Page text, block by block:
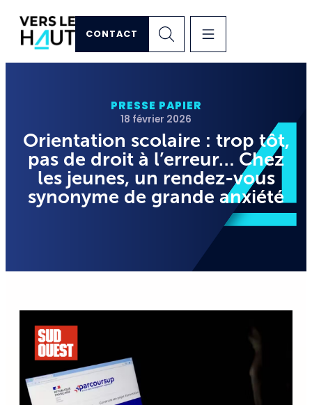
CONTACT
PRESSE PAPIER
18 février 2026
Orientation scolaire : trop tôt,
pas de droit à l’erreur… Chez
les jeunes, un rendez-vous
synonyme de grande anxiété